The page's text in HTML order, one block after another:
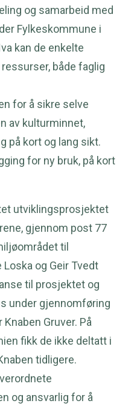
og samarbeid med
Fylkeskommune i
kan de enkelte
både faglig
for å sikre selve
av kulturminnet,
på kort og lang sikt.
for ny bruk, på kort
utviklingsprosjektet
gjennom post 77
til
og Geir Tvedt
til prosjektet og
under gjennomføring
Gruver. På
fikk de ikke deltatt i
tidligere.
og ansvarlig for å